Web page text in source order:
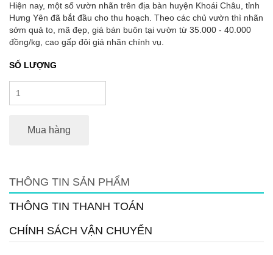
Hiện nay, một số vườn nhãn trên địa bàn huyện Khoái Châu, tỉnh
Hưng Yên đã bắt đầu cho thu hoạch. Theo các chủ vườn thì nhãn
sớm quả to, mã đẹp, giá bán buôn tại vườn từ 35.000 - 40.000
đồng/kg, cao gấp đôi giá nhãn chính vụ.
SỐ LƯỢNG
Mua hàng
THÔNG TIN SẢN PHẨM
THÔNG TIN THANH TOÁN
CHÍNH SÁCH VẬN CHUYỂN